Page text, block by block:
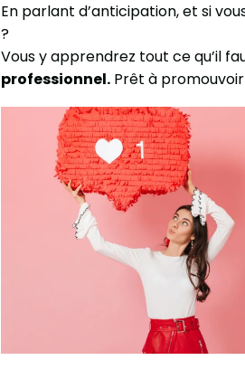
En parlant d’anticipation, et si
?
Vous y apprendrez tout ce qu’il
professionnel. Prêt à